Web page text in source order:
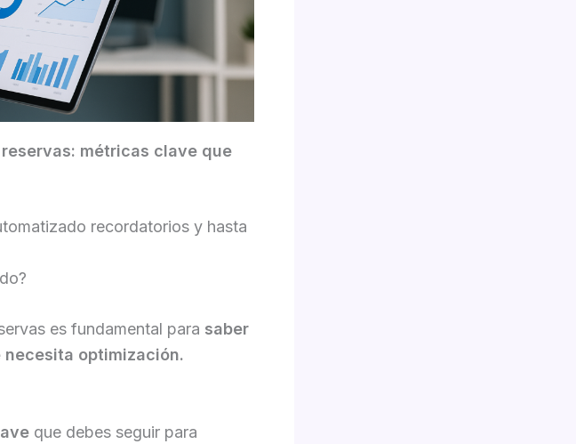
métricas clave que
recordatorios y hasta
es fundamental para saber
optimización.
que debes seguir para